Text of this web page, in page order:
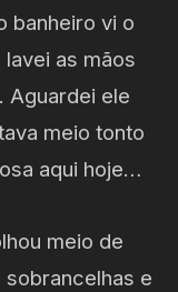
banheiro vi o
as mãos
Aguardei ele
meio tonto
aqui hoje…
meio de
sobrancelhas e